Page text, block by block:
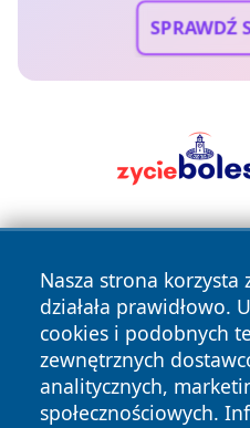
SPRAWDŹ
Nasza strona
działała prawidłowo.
cookies i podobnych
zewnętrznych
analitycznych,
społecznościowych.
Copyright © 2026
zastrzeżone.